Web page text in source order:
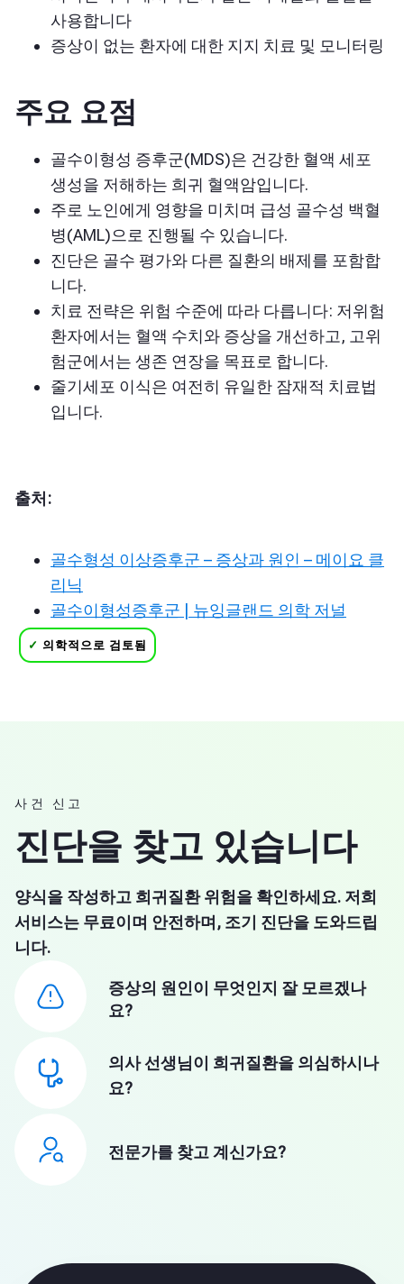
사용합니다
증상이 없는 환자에 대한 지지 치료 및 모니터링
주요 요점
골수이형성 증후군(MDS)은 건강한 혈액 세포
생성을 저해하는 희귀 혈액암입니다.
주로 노인에게 영향을 미치며 급성 골수성 백혈
병(AML)으로 진행될 수 있습니다.
진단은 골수 평가와 다른 질환의 배제를 포함합
니다.
치료 전략은 위험 수준에 따라 다릅니다: 저위험
환자에서는 혈액 수치와 증상을 개선하고, 고위
험군에서는 생존 연장을 목표로 합니다.
줄기세포 이식은 여전히 유일한 잠재적 치료법
입니다.
출처:
골수형성 이상증후군 – 증상과 원인 – 메이요 클
리닉
골수이형성증후군 | 뉴잉글랜드 의학 저널
✓ 의학적으로 검토됨
사건 신고
진단을 찾고 있습니다
양식을 작성하고 희귀질환 위험을 확인하세요. 저희
서비스는 무료이며 안전하며, 조기 진단을 도와드립
니다.
증상의 원인이 무엇인지 잘 모르겠나
요?
의사 선생님이 희귀질환을 의심하시나
요?
전문가를 찾고 계신가요?